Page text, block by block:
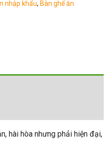
nhập khẩu, Bàn ghế ăn
hài hòa nhưng phải hiện đại,